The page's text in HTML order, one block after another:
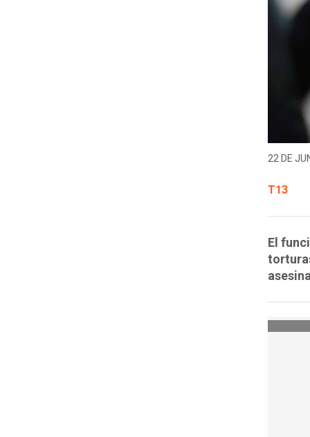
22 DE
T13
El